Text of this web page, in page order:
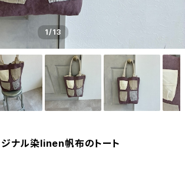
1/13
ナル染linen帆布のトート